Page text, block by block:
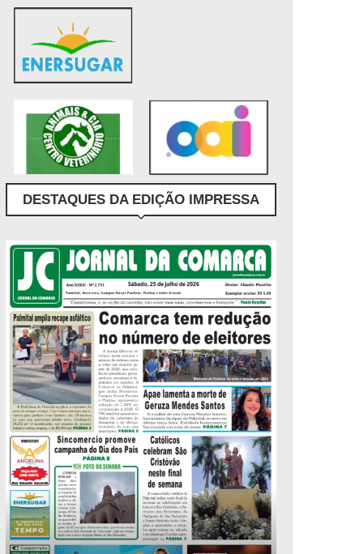
DESTAQUES DA EDIÇÃO IMPRESSA